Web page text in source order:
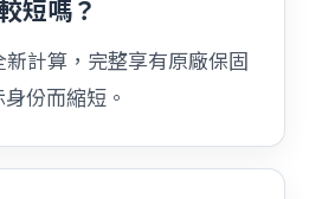
短嗎？
新計算，完整享有原廠保固
份而縮短。